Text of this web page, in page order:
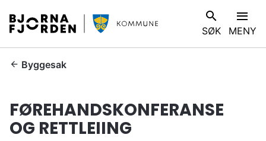
B
j
ø
r
f
o
SØK
V
I
MENY
D
h
Byggesak
FØREHANDSKONFERANSE
OG RETTLEIING